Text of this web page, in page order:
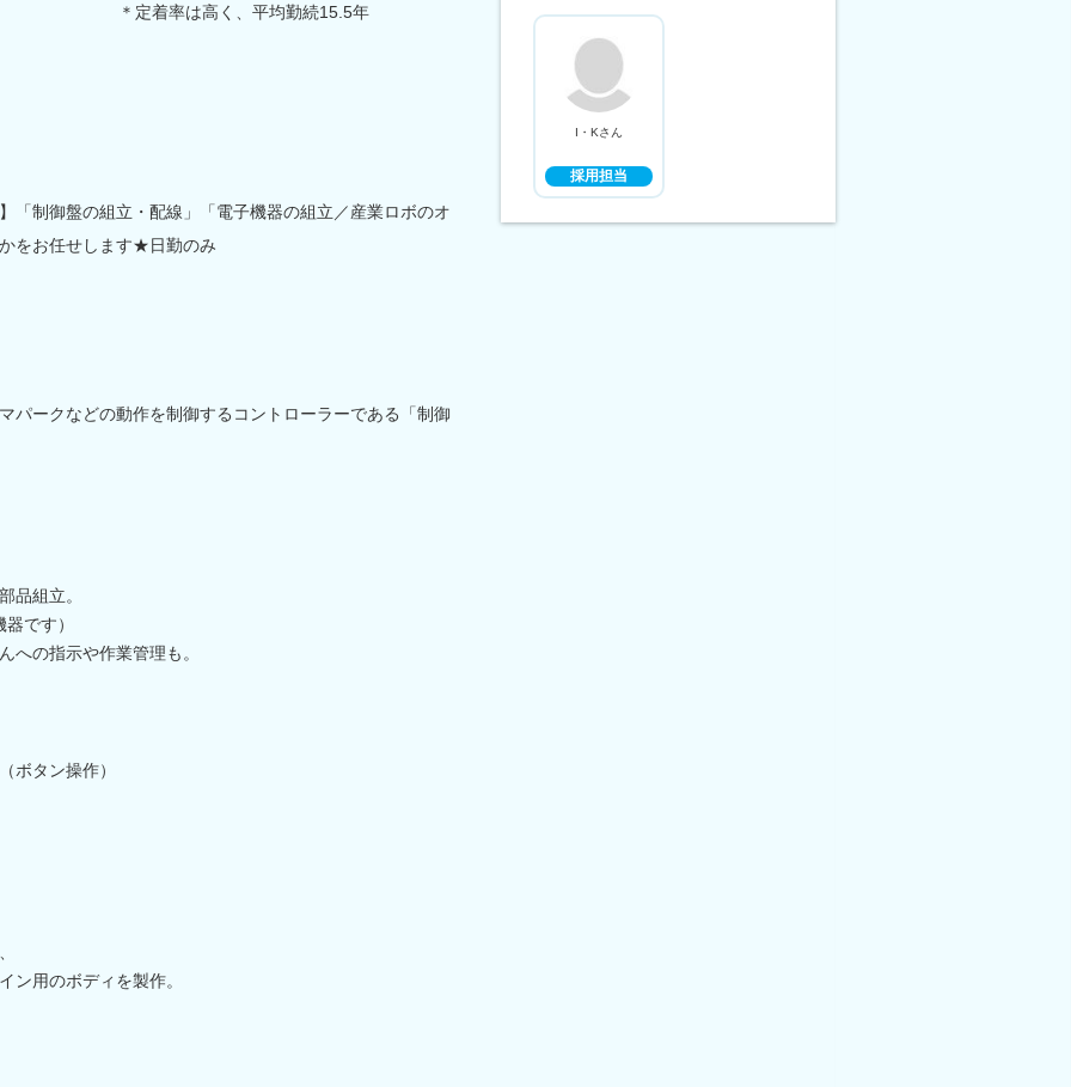
＊定着率は高く、平均勤続15.5年
「制御盤の組立・配線」「電子機器の組立／産業ロボのオ
をお任せします★日勤のみ
パークなどの動作を制御するコントローラーである「制御
品組立。
です）
への指示や作業管理も。
ボタン操作）
ン用のボディを製作。
I・Kさん
採用担当